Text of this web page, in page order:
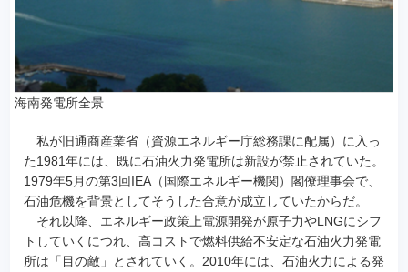
海南発電所全景
私が旧通商産業省（資源エネルギー庁総務課に配属）に入っ
た1981年には、既に石油火力発電所は新設が禁止されていた。
1979年5月の第3回IEA（国際エネルギー機関）閣僚理事会で、
石油危機を背景としてそうした合意が成立していたからだ。
それ以降、エネルギー政策上電源開発が原子力やLNGにシフ
トしていくにつれ、高コストで燃料供給不安定な石油火力発電
所は「目の敵」とされていく。2010年には、石油火力による発